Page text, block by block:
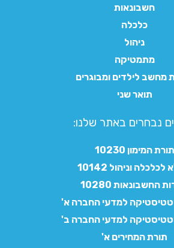
חשבונאות
כלכלה
ניהול
מתמטיקה
מחשב לילדים ומבוגרים
תואר שני
נבחרים באתר שלנו:​
תורת המימון 10230
וניהול 10142
החשבונאות 10280
למדעי החברה א'
למדעי החברה ב'
תורת המחירים א'